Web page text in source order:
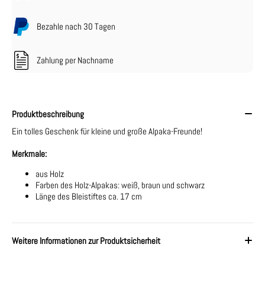
Bezahle nach 30 Tagen
Zahlung per Nachname
Produktbeschreibung
Ein tolles Geschenk für kleine und große Alpaka-Freunde!
Merkmale:
aus Holz
Farben des Holz-Alpakas: weiß, braun und schwarz
Länge des Bleistiftes ca. 17 cm
Weitere Informationen zur Produktsicherheit